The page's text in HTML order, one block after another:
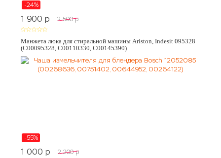
-24%
1 900 p 2 500 p
Манжета люка для стиральной машины Ariston, Indesit 095328
(C00095328, C00110330, C00145390)
-55%
1 000 p 2 200 p